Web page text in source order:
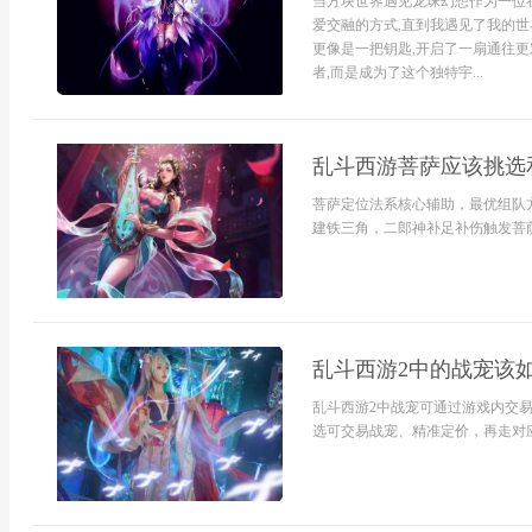
爱交融的方式,直到我遇见了我的
更像是一把钥匙,开启了一扇通往
者,而是成为了这个独特宇...
乱斗西游菩萨应该挑
菩萨定位法系核心辅助，最优组
建铁三角，二郎神补足补伤触发
乱斗西游2中的战宠该
乱斗西游2中战宠可通过游戏内交
选可交易战宠、精准定价，再走